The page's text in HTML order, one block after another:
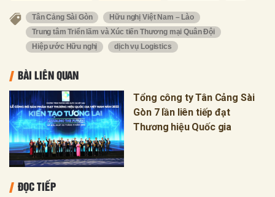
Tân Cảng Sài Gòn
Hữu nghị Việt Nam – Lào
Trung tâm Triển lãm và Xúc tiến Thương mại Quân Đội
Hiệp ước Hữu nghị
dịch vụ Logistics
BÀI LIÊN QUAN
Tổng công ty Tân Cảng Sài
Gòn 7 lần liên tiếp đạt
Thương hiệu Quốc gia
ĐỌC TIẾP